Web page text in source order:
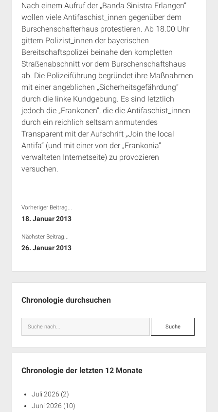
Nach einem Aufruf der „Banda Sinistra Erlangen“
wollen viele Antifaschist_innen gegenüber dem
Burschenschafterhaus protestieren. Ab 18.00 Uhr
gittern Polizist_innen der bayerischen
Bereitschaftspolizei beinahe den kompletten
Straßenabschnitt vor dem Burschenschaftshaus
ab. Die Polizeiführung begründet ihre Maßnahmen
mit einer angeblichen „Sicherheitsgefährdung“
durch die linke Kundgebung. Es sind letztlich
jedoch die „Frankonen“, die die Antifaschist_innen
durch ein reichlich seltsam anmutendes
Transparent mit der Aufschrift „Join the local
Antifa“ (und mit einer von der „Frankonia“
verwalteten Internetseite) zu provozieren
versuchen.
Vorheriger Beitrag...
18. Januar 2013
Nächster Beitrag...
26. Januar 2013
Chronologie durchsuchen
Suche
Chronologie der letzten 12 Monate
Juli 2026 (2)
Juni 2026 (10)